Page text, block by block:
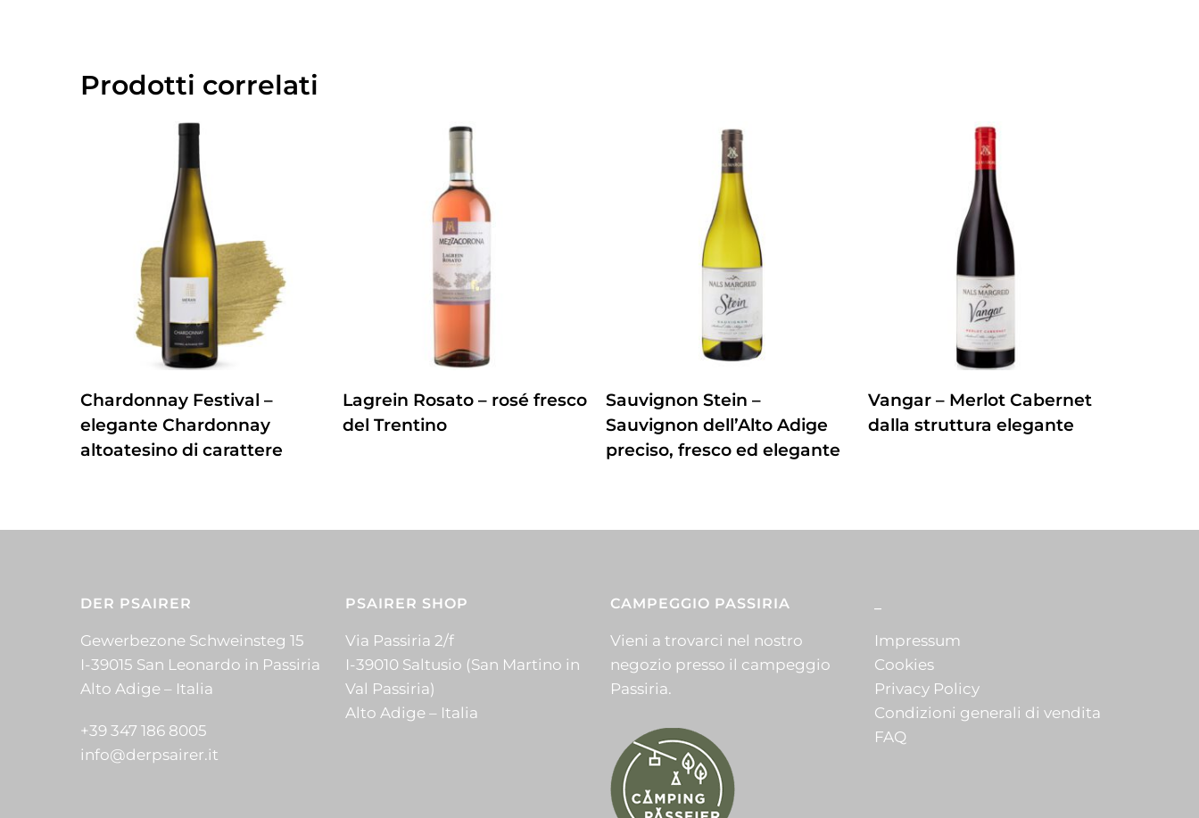
Prodotti correlati
Chardonnay Festival –
elegante Chardonnay
altoatesino di carattere
Lagrein Rosato – rosé fresco
del Trentino
Sauvignon Stein –
Sauvignon dell’Alto Adige
preciso, fresco ed elegante
Vangar – Merlot Cabernet
dalla struttura elegante
DER PSAIRER
Gewerbezone Schweinsteg 15
I-39015 San Leonardo in Passiria
Alto Adige – Italia
+39 347 186 8005
info@derpsairer.it
PSAIRER SHOP
Via Passiria 2/f
I-39010 Saltusio (San Martino in
Val Passiria)
Alto Adige – Italia
CAMPEGGIO PASSIRIA
Vieni a trovarci nel nostro
negozio presso il campeggio
Passiria.
Impressum
Cookies
Privacy Policy
Condizioni generali di vendita
FAQ